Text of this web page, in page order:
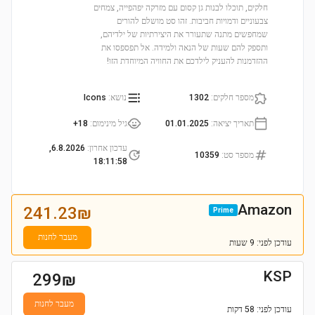
חלקים, תוכלו לבנות גן קסום עם מזרקה יפהפייה, צמחים
צבעוניים ודמויות חביבות. זהו סט מושלם להורים
שמחפשים מתנה שתעורר את היצירתיות של ילדיהם,
ותספק להם שעות של הנאה ולמידה. אל תפספסו את
ההזדמנות להעניק לילדכם את החוויה המיוחדת הזו!
מספר חלקים:
1302 נושא:
Icons
תאריך יציאה:
01.01.2025 גיל מינימום:
18+
מספר סט:
10359
עדכון אחרון:
6.8.2026,
18:11:58
Amazon
Prime
עודכן לפני: 9 שעות
241.23₪
מעבר לחנות
KSP
עודכן לפני: 58 דקות
299₪
מעבר לחנות